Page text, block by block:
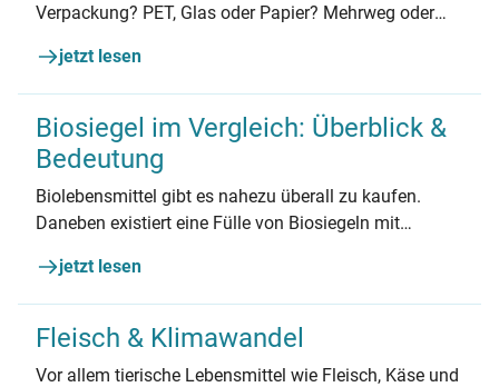
Verpackung? PET, Glas oder Papier? Mehrweg oder
Welche Verpackungen schneiden im Vergleich am
besten ab?
jetzt lesen
Biosiegel im Vergleich: Überblick &
Bedeutung
Biolebensmittel gibt es nahezu überall zu kaufen.
Daneben existiert eine Fülle von Biosiegeln mit
nachhaltig der Einkauf ist. Ein Überblick über die
wichtigsten Biosiegel.
jetzt lesen
Fleisch & Klimawandel
Vor allem tierische Lebensmittel wie Fleisch, Käse und